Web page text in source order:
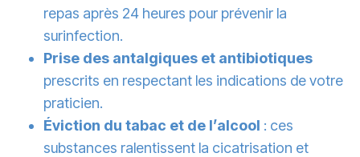
repas après 24 heures pour prévenir la
surinfection.
Prise des antalgiques et antibiotiques
prescrits en respectant les indications de votre
praticien.
Éviction du tabac et de l’alcool : ces
substances ralentissent la cicatrisation et